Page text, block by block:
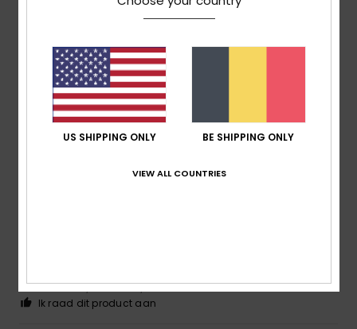
Ainhoa9. juli 2026
Geverifieerde aankoop
very nice
Comfort: 5/5 Prijs-kwaliteitverhouding
Materiaal: 5/5 Kleur: 5/5
Ik raad dit product aan
Materiaal: 5 Kleur: 5
Ik raad dit product aan
US SHIPPING ONLY BE SHIPPING ONLY
VIEW ALL COUNTRIES